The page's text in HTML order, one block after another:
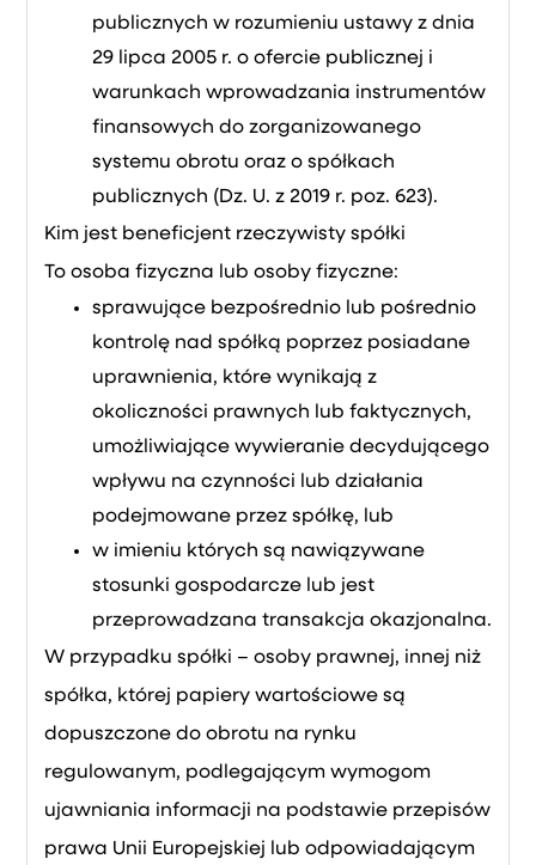
publicznych w rozumieniu ustawy z dnia
29 lipca 2005 r. o ofercie publicznej i
warunkach wprowadzania instrumentów
finansowych do zorganizowanego
systemu obrotu oraz o spółkach
publicznych (Dz. U. z 2019 r. poz. 623).
Kim jest beneficjent rzeczywisty spółki
To osoba fizyczna lub osoby fizyczne:
sprawujące bezpośrednio lub pośrednio
kontrolę nad spółką poprzez posiadane
uprawnienia, które wynikają z
okoliczności prawnych lub faktycznych,
umożliwiające wywieranie decydującego
wpływu na czynności lub działania
podejmowane przez spółkę, lub
w imieniu których są nawiązywane
stosunki gospodarcze lub jest
przeprowadzana transakcja okazjonalna.
W przypadku spółki – osoby prawnej, innej niż
spółka, której papiery wartościowe są
dopuszczone do obrotu na rynku
regulowanym, podlegającym wymogom
ujawniania informacji na podstawie przepisów
prawa Unii Europejskiej lub odpowiadającym